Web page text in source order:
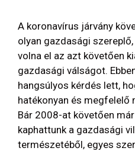
A koronavírus járvány
olyan gazdasági
volna el az azt követően
gazdasági válságot.
hangsúlyos kérdés lett,
hatékonyan és megfelelő
Bár 2008-at követően
kaphattunk a gazdasági
természetéből, egyes